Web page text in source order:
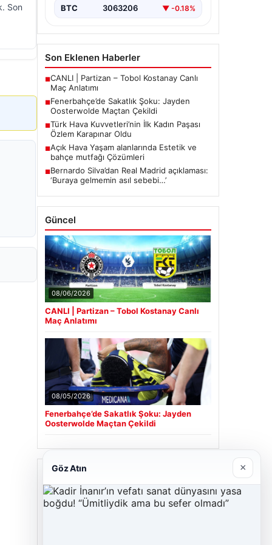
Son
BTC 3063206 ▼ -0.18%
Son Eklenen Haberler
■CANLI | Partizan – Tobol Kostanay Canlı
Maç Anlatımı
■Fenerbahçe’de Sakatlık Şoku: Jayden
Oosterwolde Maçtan Çekildi
■Türk Hava Kuvvetleri’nin İlk Kadın Paşası
Özlem Karapınar Oldu
■Açık Hava Yaşam alanlarında Estetik ve
bahçe mutfağı Çözümleri
■Bernardo Silva’dan Real Madrid açıklaması:
‘Buraya gelmemin asıl sebebi…’
Güncel
08/06/2026
CANLI | Partizan – Tobol Kostanay Canlı
Maç Anlatımı
08/05/2026
Fenerbahçe’de Sakatlık Şoku: Jayden
Oosterwolde Maçtan Çekildi
Son Eklenen Firmalar
Hastaş Beton
Göz Atın ×